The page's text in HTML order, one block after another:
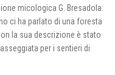
micologica G. Bresadola:
ci ha parlato di una foresta
la sua descrizione è stato
per i sentieri di